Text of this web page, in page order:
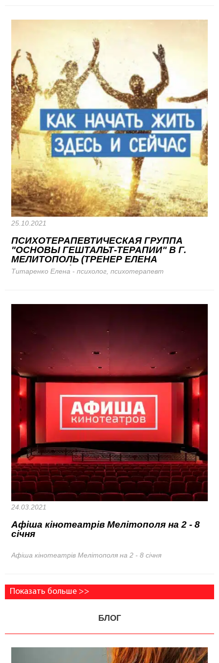
25.10.2021
ПСИХОТЕРАПЕВТИЧЕСКАЯ ГРУППА
"ОСНОВЫ ГЕШТАЛЬТ-ТЕРАПИИ" В Г.
МЕЛИТОПОЛЬ (ТРЕНЕР ЕЛЕНА
ТИТАРЕНКО)
Титаренко Елена - психолог, психотерапевт
24.03.2021
Афіша кінотеатрів Мелітополя на 2 - 8
січня
Афіша кінотеатрів Мелітополя на 2 - 8 січня
Показать больше >>
БЛОГ